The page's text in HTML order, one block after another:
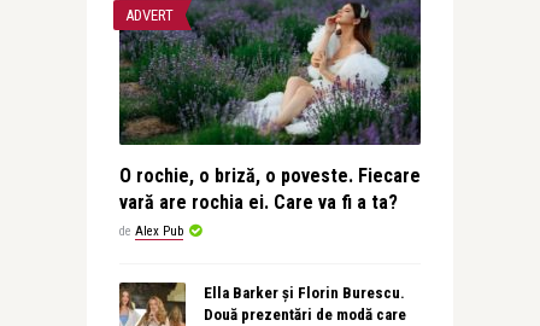
ADVERT
O rochie, o briză, o poveste. Fiecare
vară are rochia ei. Care va fi a ta?
de Alex Pub
Ella Barker și Florin Burescu.
Două prezentări de modă care